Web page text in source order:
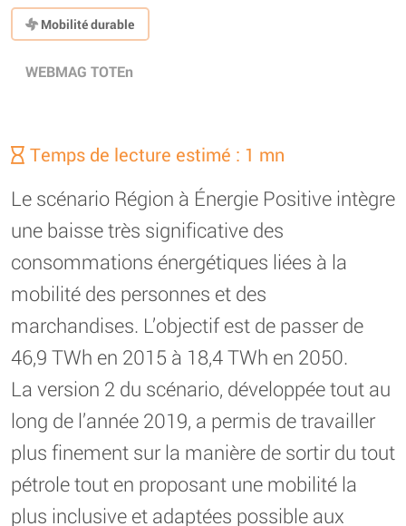
Mobilité durable
WEBMAG TOTEn
Temps de lecture estimé : 1 mn
Le scénario Région à Énergie Positive intègre
une baisse très significative des
consommations énergétiques liées à la
mobilité des personnes et des
marchandises. L’objectif est de passer de
46,9 TWh en 2015 à 18,4 TWh en 2050.
La version 2 du scénario, développée tout au
long de l’année 2019, a permis de travailler
plus finement sur la manière de sortir du tout
pétrole tout en proposant une mobilité la
plus inclusive et adaptées possible aux